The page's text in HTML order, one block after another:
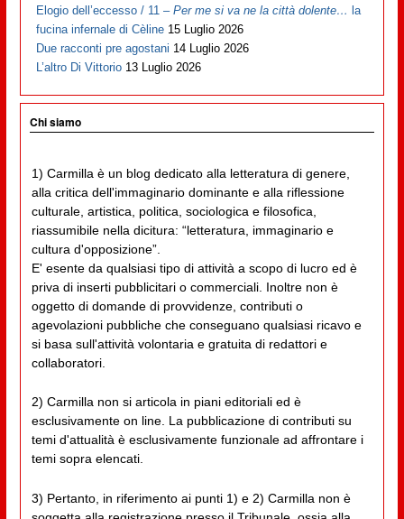
Elogio dell’eccesso / 11 –Per me si va ne la città dolente… la
fucina infernale di Cèline 15 Luglio 2026
Due racconti pre agostani 14 Luglio 2026
L’altro Di Vittorio 13 Luglio 2026
Chi siamo
1) Carmilla è un blog dedicato alla letteratura di genere,
alla critica dell'immaginario dominante e alla riflessione
culturale, artistica, politica, sociologica e filosofica,
riassumibile nella dicitura: “letteratura, immaginario e
cultura d'opposizione”.
E' esente da qualsiasi tipo di attività a scopo di lucro ed è
priva di inserti pubblicitari o commerciali. Inoltre non è
oggetto di domande di provvidenze, contributi o
agevolazioni pubbliche che conseguano qualsiasi ricavo e
si basa sull'attività volontaria e gratuita di redattori e
collaboratori.
2) Carmilla non si articola in piani editoriali ed è
esclusivamente on line. La pubblicazione di contributi su
temi d'attualità è esclusivamente funzionale ad affrontare i
temi sopra elencati.
3) Pertanto, in riferimento ai punti 1) e 2) Carmilla non è